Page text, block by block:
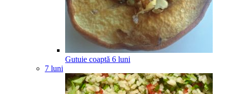
Gutuie coaptă 6 luni
7 luni